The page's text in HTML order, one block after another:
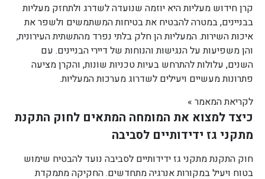
קרן חידוש מעליות היא יוזמה שנועדה לשדרג ולתחזק מעליות
בבניינים, במטרה להבטיח את בטיחות המשתמשים ולשפר את
איכות השירות. המעליות הן חלק בלתי נפרד מהתשתית העירונית,
והן משפיעות על הנגישות והנוחות של דיירי הבניינים. עם
השנים, עלולות להתרחש בעיות טכניות שונות, והקרן מציעה
פתרונות מעשיים ויעילים לשדרוג מערכות המעליות.
לקריאת המאמר »
כיצד למצוא את המומחה המתאים לחוק התקנת
מתקני גז ידידותיים לסביבה
חוק התקנת מתקני גז ידידותיים לסביבה נועד להבטיח שימוש
בטוח ויעיל במקורות אנרגיה מתחדשים. החקיקה מתמקדת